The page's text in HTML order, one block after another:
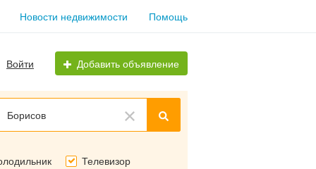
Новости недвижимости Помощь
Войти Добавить объявление
Борисов
Телевизор